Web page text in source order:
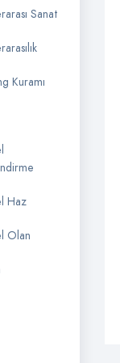
Sanat
Kuramı
Haz
Olan